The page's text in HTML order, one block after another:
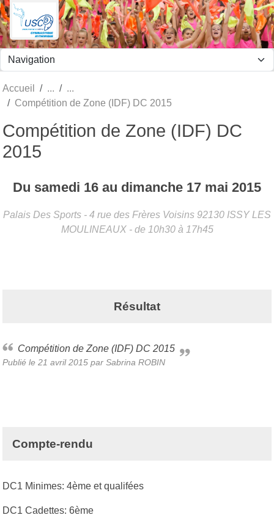
Accueil
Compétition de Zone (IDF) DC 2015
Compétition de Zone (IDF) DC
2015
Du samedi 16 au dimanche 17 mai 2015
Palais Des Sports - 4 rue des Frères Voisins 92130 ISSY LES
MOULINEAUX - de 10h30 à 17h45
Résultat
Compétition de Zone (IDF) DC 2015
Publié le 21 avril 2015 par Sabrina ROBIN
Compte-rendu
DC1 Minimes: 4ème et qualifées
DC1 Cadettes: 6ème
Panneau de gestion des cookies